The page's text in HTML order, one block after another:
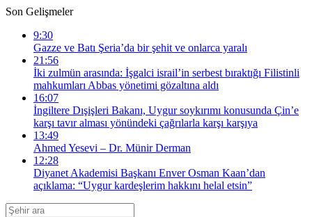
Son Gelişmeler
9:30
Gazze ve Batı Şeria’da bir şehit ve onlarca yaralı
21:56
İki zulmün arasında: İşgalci israil’in serbest bıraktığı Filistinli
mahkumları Abbas yönetimi gözaltına aldı
16:07
İngiltere Dışişleri Bakanı, Uygur soykırımı konusunda Çin’e
karşı tavır alması yönündeki çağrılarla karşı karşıya
13:49
Ahmed Yesevi – Dr. Münir Derman
12:28
Diyanet Akademisi Başkanı Enver Osman Kaan’dan
açıklama: “Uygur kardeşlerim hakkını helal etsin”